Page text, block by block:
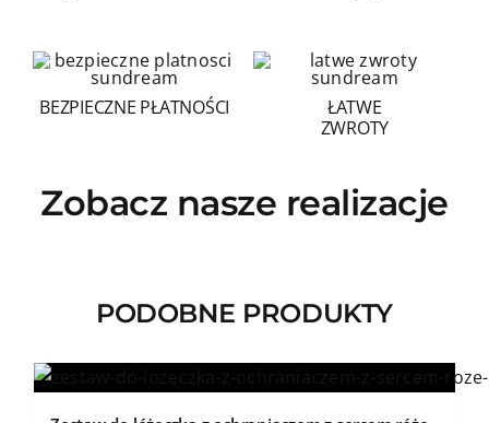
BEZPIECZNE PŁATNOŚCI
ŁATWE
ZWROTY
Zobacz nasze realizacje
PODOBNE PRODUKTY